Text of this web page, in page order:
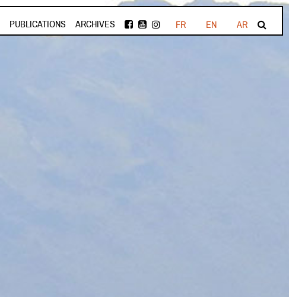
PUBLICATIONS ARCHIVES FR EN AR